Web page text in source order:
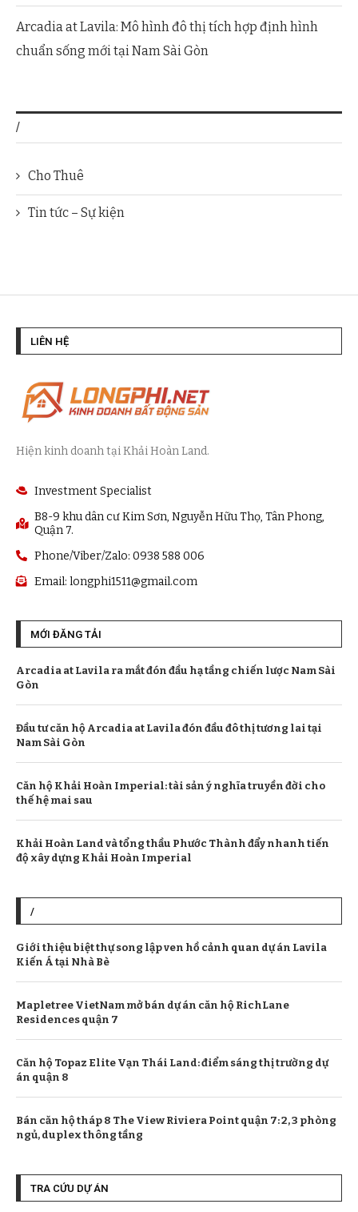
Arcadia at Lavila: Mô hình đô thị tích hợp định hình
chuẩn sống mới tại Nam Sài Gòn
/
Cho Thuê
Tin tức – Sự kiện
LIÊN HỆ
Hiện kinh doanh tại Khải Hoàn Land.
Investment Specialist
B8-9 khu dân cư Kim Sơn, Nguyễn Hữu Thọ, Tân Phong,
Quận 7.
Phone/Viber/Zalo: 0938 588 006
Email: longphi1511@gmail.com
MỚI ĐĂNG TẢI
Arcadia at Lavila ra mắt đón đầu hạ tầng chiến lược Nam Sài
Gòn
Đầu tư căn hộ Arcadia at Lavila đón đầu đô thị tương lai tại
Nam Sài Gòn
Căn hộ Khải Hoàn Imperial: tài sản ý nghĩa truyền đời cho
thế hệ mai sau
Khải Hoàn Land và tổng thầu Phước Thành đẩy nhanh tiến
độ xây dựng Khải Hoàn Imperial
/
Giới thiệu biệt thự song lập ven hồ cảnh quan dự án Lavila
Kiến Á tại Nhà Bè
Mapletree VietNam mở bán dự án căn hộ RichLane
Residences quận 7
Căn hộ Topaz Elite Vạn Thái Land: điểm sáng thị trường dự
án quận 8
Bán căn hộ tháp 8 The View Riviera Point quận 7: 2, 3 phòng
ngủ, duplex thông tầng
TRA CỨU DỰ ÁN